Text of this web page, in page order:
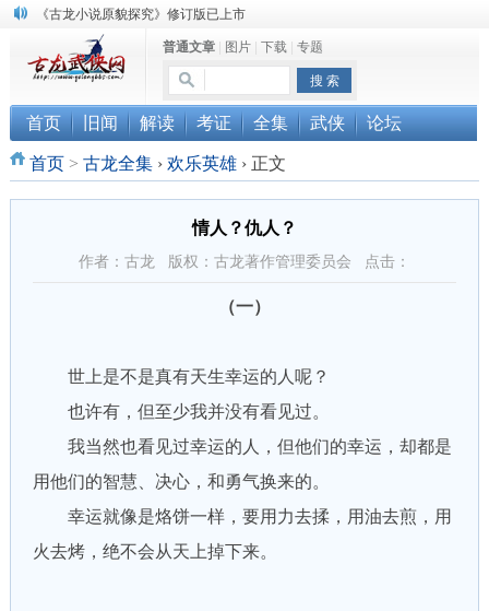
“武侠书库”查缺补漏活动圆满结束
普通文章| 图片| 下载| 专题
首页 旧闻 解读 考证 全集 武侠 论坛
首页> 古龙全集 › 欢乐英雄 ›正文
情人？仇人？
作者：古龙 版权：古龙著作管理委员会 点击：
（一）
世上是不是真有天生幸运的人呢？
也许有，但至少我并没有看见过。
我当然也看见过幸运的人，但他们的幸运，却都是
用他们的智慧、决心，和勇气换来的。
幸运就像是烙饼一样，要用力去揉，用油去煎，用
火去烤，绝不会从天上掉下来。